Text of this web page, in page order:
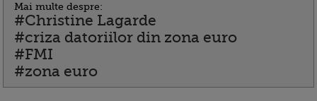
Mai multe despre:
#Christine Lagarde
#criza datoriilor din zona euro
#FMI
#zona euro